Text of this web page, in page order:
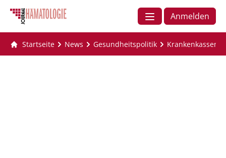
Anmelden
Startseite News Gesundheitspolitik Krankenkassen